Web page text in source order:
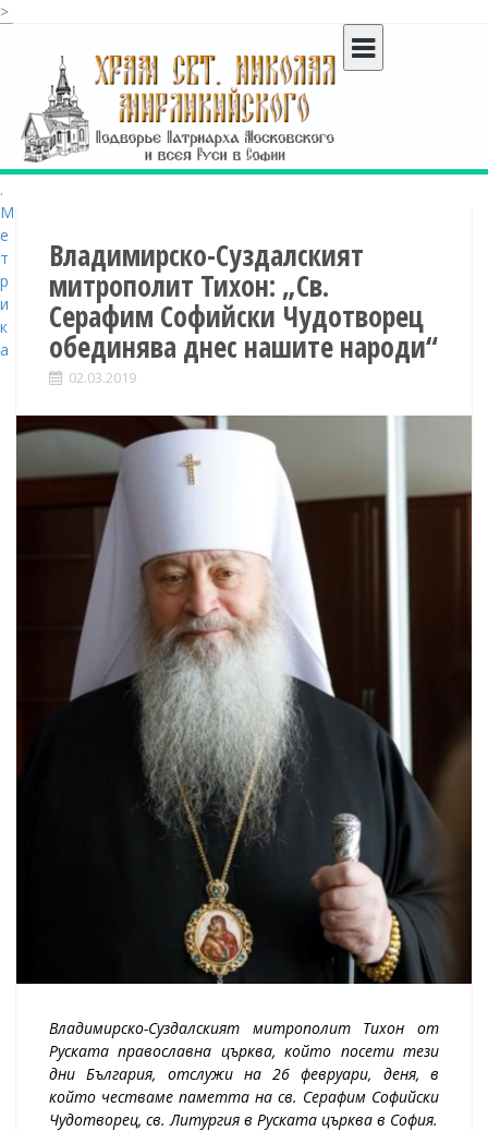
>
c
o
n
t
e
n
t
Владимирско-Суздалският
митрополит Тихон: „Св.
Серафим Софийски Чудотворец
обединява днес нашите народи“
02.03.2019
Владимирско-Суздалският митрополит Тихон от
Руската православна църква, който посети тези
дни България, отслужи на 26 февруари, деня, в
който честваме паметта на св. Серафим Софийски
Чудотворец, св. Литургия в Руската църква в София.